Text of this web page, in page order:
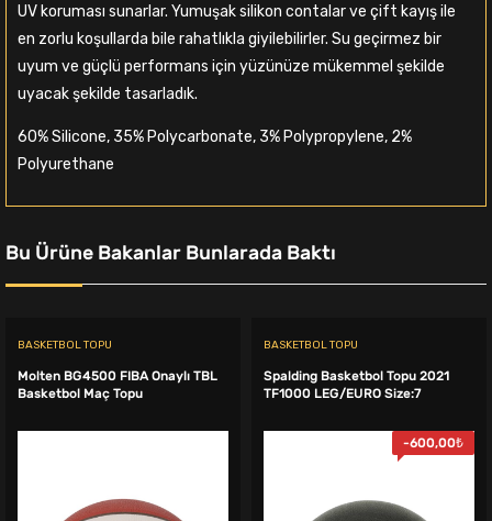
UV koruması sunarlar. Yumuşak silikon contalar ve çift kayış ile
en zorlu koşullarda bile rahatlıkla giyilebilirler. Su geçirmez bir
uyum ve güçlü performans için yüzünüze mükemmel şekilde
uyacak şekilde tasarladık.
60% Silicone, 35% Polycarbonate, 3% Polypropylene, 2%
Polyurethane
Bu Ürüne Bakanlar Bunlarada Baktı
BASKETBOL TOPU
Molten BG4500 FIBA Onaylı TBL
Basketbol Maç Topu
BASKETBOL TOPU
Spalding Basketbol Topu 2021
TF1000 LEG/EURO Size:7
-600,00₺